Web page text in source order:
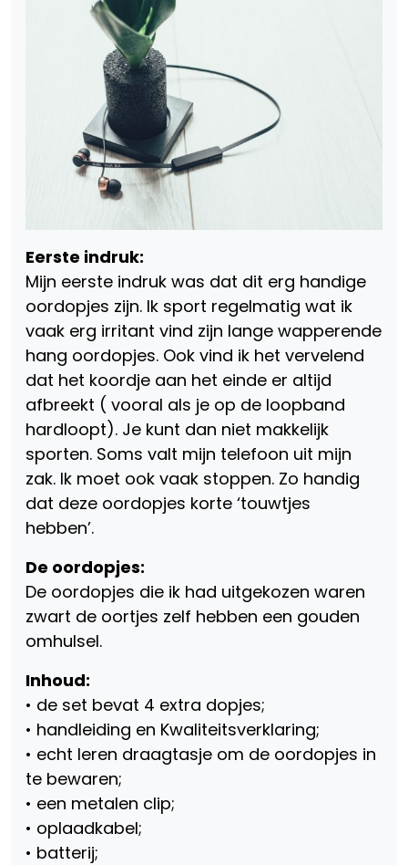
Eerste indruk:
Mijn eerste indruk was dat dit erg handige
oordopjes zijn. Ik sport regelmatig wat ik
vaak erg irritant vind zijn lange wapperende
hang oordopjes. Ook vind ik het vervelend
dat het koordje aan het einde er altijd
afbreekt ( vooral als je op de loopband
hardloopt). Je kunt dan niet makkelijk
sporten. Soms valt mijn telefoon uit mijn
zak. Ik moet ook vaak stoppen. Zo handig
dat deze oordopjes korte ‘touwtjes
hebben’.
De oordopjes:
De oordopjes die ik had uitgekozen waren
zwart de oortjes zelf hebben een gouden
omhulsel.
Inhoud:
• de set bevat 4 extra dopjes;
• handleiding en Kwaliteitsverklaring;
• echt leren draagtasje om de oordopjes in
te bewaren;
• een metalen clip;
• oplaadkabel;
• batterij;